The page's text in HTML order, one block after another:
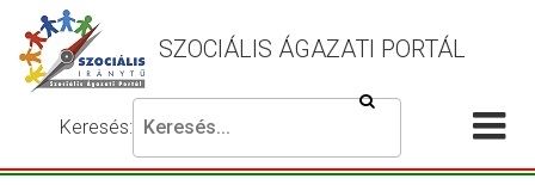
SZOCIÁLIS ÁGAZATI PORTÁL
Keresés:
Írja
be
Keresés
beállítások